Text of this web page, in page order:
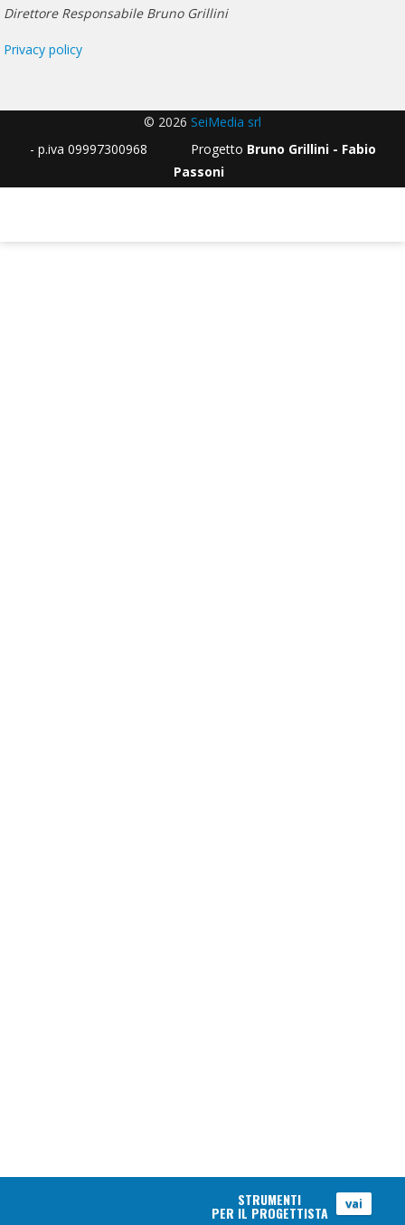
Direttore Responsabile Bruno Grillini
Privacy policy
© 2026 SeiMedia srl
- p.iva 09997300968 Progetto Bruno Grillini - Fabio
Passoni
STRUMENTI
PER IL PROGETTISTA vai